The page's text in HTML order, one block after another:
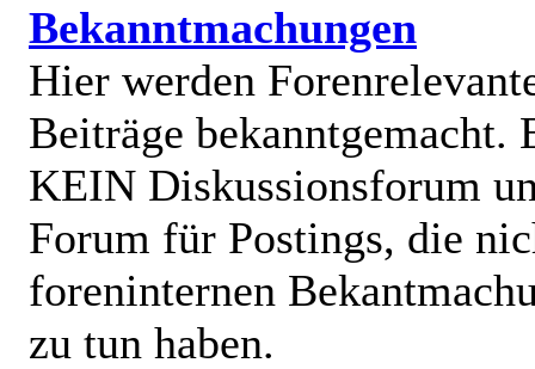
Bekanntmachungen
Hier werden
Beiträge bekanntgemacht.
KEIN Diskussionsforum
Forum für Postings, die
foreninternen
zu tun haben.